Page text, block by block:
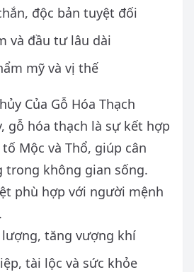
độc bản tuyệt đối
và đầu tư lâu dài
mỹ và vị thế
Của Gỗ Hóa Thạch
gỗ hóa thạch là sự kết hợp
Mộc và Thổ, giúp cân
trong không gian sống.
phù hợp với người mệnh
tăng vượng khí
tài lộc và sức khỏe